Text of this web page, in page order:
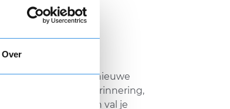
Over
gratisvoor nieuwe
van je proef een herinnering,
Premium direct en val je